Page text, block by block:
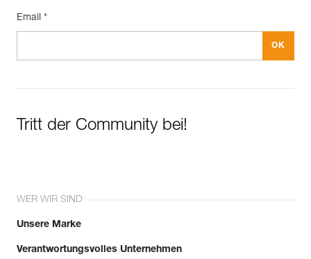
Email *
Tritt der Community bei!
WER WIR SIND
Unsere Marke
Verantwortungsvolles Unternehmen